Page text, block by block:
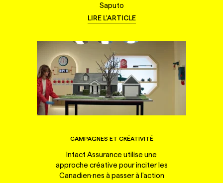
Saputo
LIRE L'ARTICLE
CAMPAGNES ET CRÉATIVITÉ
Intact Assurance utilise une
approche créative pour inciter les
Canadien·nes à passer à l'action